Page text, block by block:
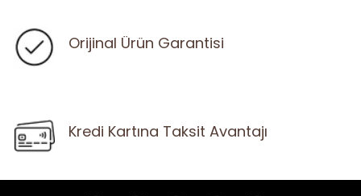
Orijinal Ürün Garantisi
Kredi Kartına Taksit Avantajı